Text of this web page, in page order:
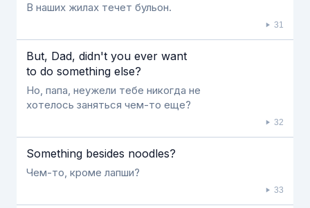
В наших жилах течет бульон.
31
But, Dad, didn't you ever want
to do something else?
Но, папа, неужели тебе никогда не
хотелось заняться чем-то еще?
32
Something besides noodles?
Чем-то, кроме лапши?
33